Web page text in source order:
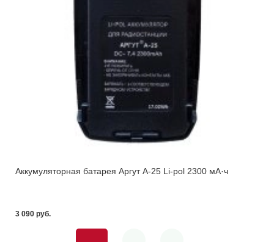
Аккумуляторная батарея Аргут А-25 Li-pol 2300 мА·ч
3 090 pуб.